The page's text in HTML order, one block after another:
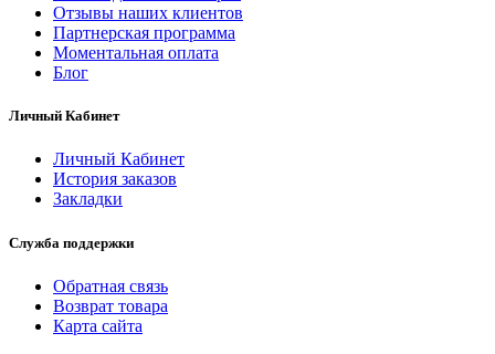
Отзывы наших клиентов
Партнерская программа
Моментальная оплата
Блог
Личный Кабинет
Личный Кабинет
История заказов
Закладки
Служба поддержки
Обратная связь
Возврат товара
Карта сайта